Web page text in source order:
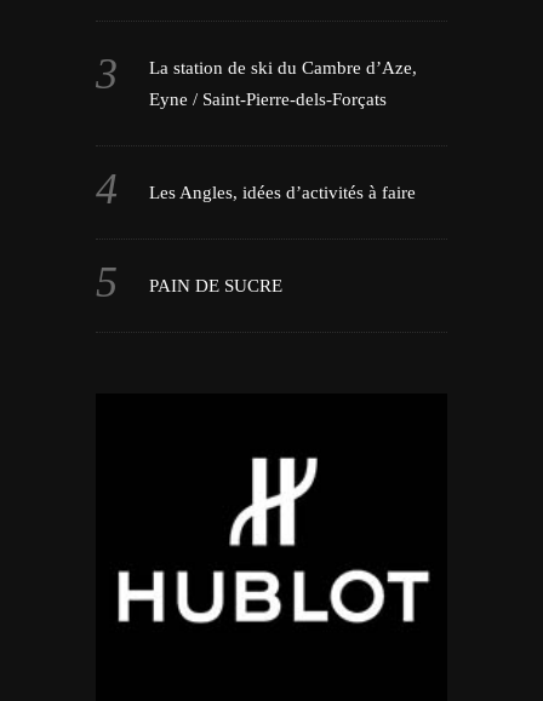
La station de ski du Cambre d’Aze,
Eyne / Saint-Pierre-dels-Forçats
Les Angles, idées d’activités à faire
PAIN DE SUCRE